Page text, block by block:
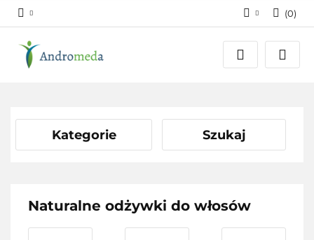
Zarejestruj się
(0)
Kategorie Szukaj
Naturalne odżywki do włosów